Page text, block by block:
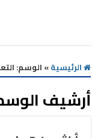
الرئيسية» الوسم:
أرشيف